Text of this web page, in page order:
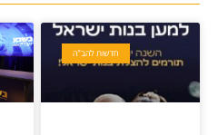
חדשות להב"ה